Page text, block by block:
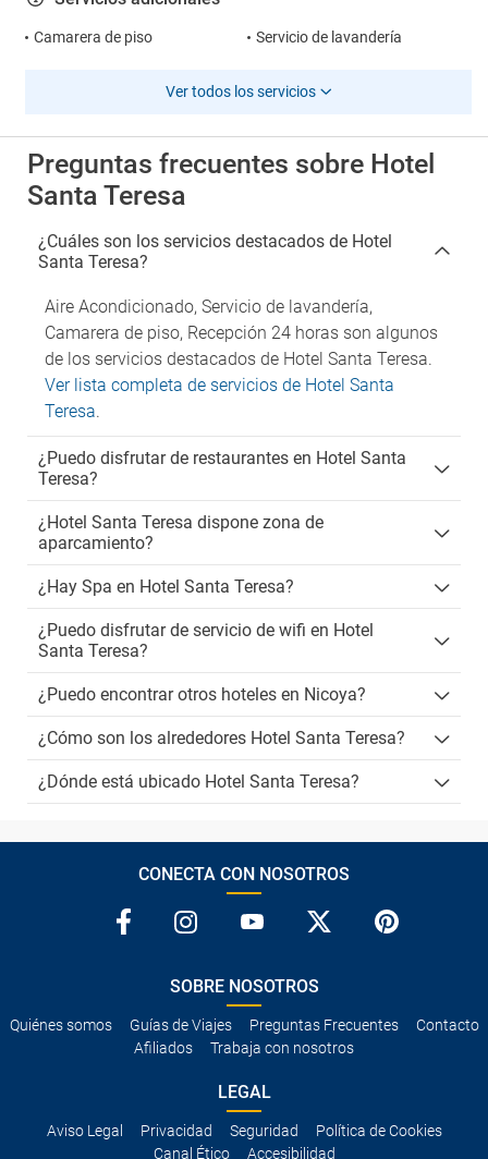
Camarera de piso Servicio de lavandería
Ver todos los servicios
Preguntas frecuentes sobre Hotel
Santa Teresa
¿Cuáles son los servicios destacados de Hotel
Santa Teresa?
Aire Acondicionado, Servicio de lavandería,
Camarera de piso, Recepción 24 horas son algunos
de los servicios destacados de Hotel Santa Teresa.
Ver lista completa de servicios de Hotel Santa
Teresa.
¿Puedo disfrutar de restaurantes en Hotel Santa
Teresa?
¿Hotel Santa Teresa dispone zona de
aparcamiento?
¿Hay Spa en Hotel Santa Teresa?
¿Puedo disfrutar de servicio de wifi en Hotel
Santa Teresa?
¿Puedo encontrar otros hoteles en Nicoya?
¿Cómo son los alrededores Hotel Santa Teresa?
¿Dónde está ubicado Hotel Santa Teresa?
CONECTA CON NOSOTROS
SOBRE NOSOTROS
Quiénes somos Guías de Viajes Preguntas Frecuentes
Contacto
Afiliados
Trabaja con nosotros
LEGAL
Aviso Legal Privacidad Seguridad
Política de Cookies
Canal Ético
Accesibilidad